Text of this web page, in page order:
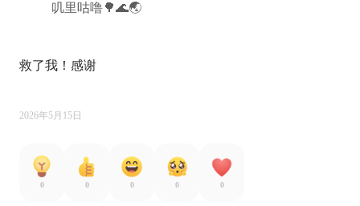
加入我们
叽里咕噜🌳🌊🌏
救了我！感谢
2026年5月15日
0 0 0 0 0